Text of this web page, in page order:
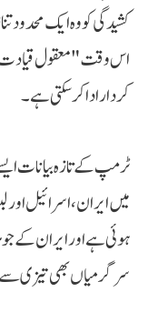
کشیدگی کو وہ ایک محدود
اس وقت "معقول
کردار ادا کر سکتی ہے۔
ٹرمپ کے تازہ بیانات
میں ایران، اسرائیل اور
ہوئی ہے اور ایران کے
سرگرمیاں بھی تیزی